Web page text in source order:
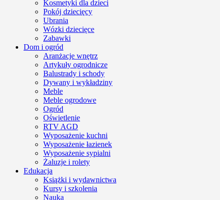
Kosmetyki dla dzieci
Pokój dziecięcy
Ubrania
Wózki dziecięce
Zabawki
Dom i ogród
Aranżacje wnętrz
Artykuły ogrodnicze
Balustrady i schody
Dywany i wykładziny
Meble
Meble ogrodowe
Ogród
Oświetlenie
RTV AGD
Wyposażenie kuchni
Wyposażenie łazienek
Wyposażenie sypialni
Żaluzje i rolety
Edukacja
Książki i wydawnictwa
Kursy i szkolenia
Nauka